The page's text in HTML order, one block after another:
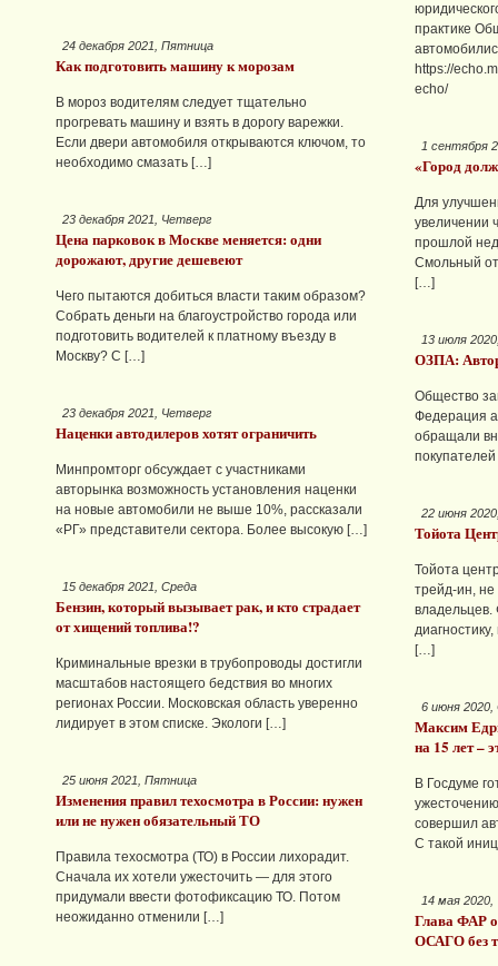
24 декабря 2021, Пятница
Как подготовить машину к морозам
В мороз водителям следует тщательно
прогревать машину и взять в дорогу варежки.
Если двери автомобиля открываются ключом, то
необходимо смазать […]
23 декабря 2021, Четверг
Цена парковок в Москве меняется: одни
дорожают, другие дешевеют
Чего пытаются добиться власти таким образом?
Собрать деньги на благоустройство города или
подготовить водителей к платному въезду в
Москву? С […]
23 декабря 2021, Четверг
Наценки автодилеров хотят ограничить
Минпромторг обсуждает с участниками
авторынка возможность установления наценки
на новые автомобили не выше 10%, рассказали
«РГ» представители сектора. Более высокую […]
15 декабря 2021, Среда
Бензин, который вызывает рак, и кто страдает
от хищений топлива!?
Криминальные врезки в трубопроводы достигли
масштабов настоящего бедствия во многих
регионах России. Московская область уверенно
лидирует в этом списке. Экологи […]
25 июня 2021, Пятница
Изменения правил техосмотра в России: нужен
или не нужен обязательный ТО
Правила техосмотра (ТО) в России лихорадит.
Сначала их хотели ужесточить — для этого
придумали ввести фотофиксацию ТО. Потом
неожиданно отменили […]
практике
https://
echo/
1 сентября
«Город
Для
увеличении
прошлой
Смольный
[…]
13 июля
ОЗПА:
Общество
Федерация
обращали
22 июня
Тойота
Тойота
трейд-ин, не
[…]
6 июня
Максим
на 15 лет –
В Госдуме
совершил
С такой
14 мая 2020,
Глава ФАР
ОСАГО без